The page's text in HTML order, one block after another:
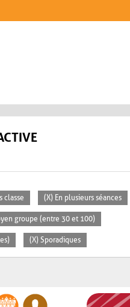
classe (X) En plusieurs séances
groupe (entre 30 et 100)
(X) Sporadiques